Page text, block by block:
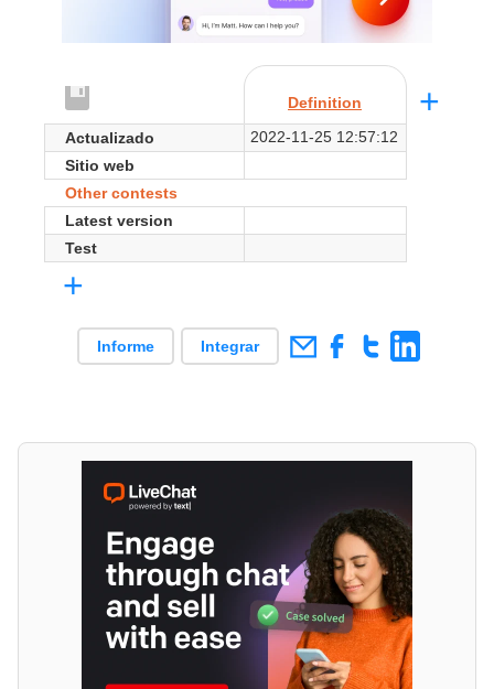
Definition
Actualizado
2022-11-25 12:57:12
Sitio web
Other contests
Latest version
Test
+
+
Informe Integrar